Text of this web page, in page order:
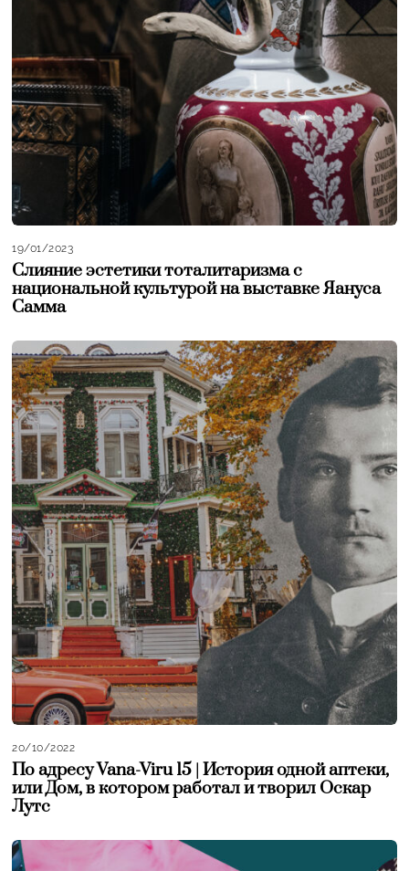
19/01/2023
Слияние эстетики тоталитаризма с
национальной культурой на выставке Яануса
Самма
20/10/2022
По адресу Vana-Viru 15 | История одной аптеки,
или Дом, в котором работал и творил Оскар
Лутс